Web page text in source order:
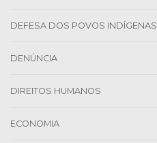
DEFESA DOS POVOS INDÍGENAS
DENÚNCIA
DIREITOS HUMANOS
ECONOMIA